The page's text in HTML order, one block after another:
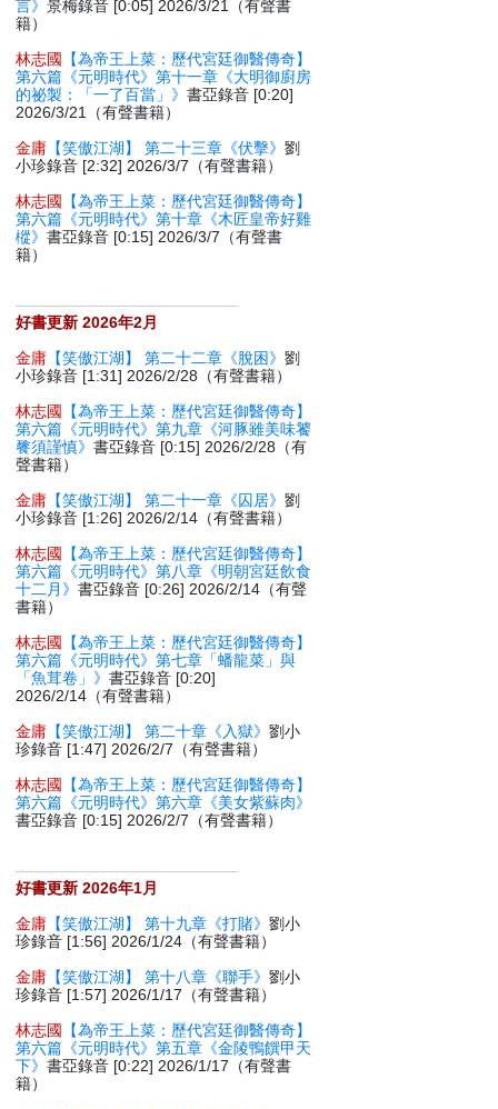
言》景梅錄音 [0:05] 2026/3/21（有聲書
籍）
林志國
【為帝王上菜：歷代宮廷御醫傳奇】
第六篇《元明時代》第十一章《大明御廚房
的祕製：「一了百當」》書亞錄音 [0:20]
2026/3/21（有聲書籍）
金庸 【笑傲江湖】 第二十三章《伏擊》劉
小珍錄音 [2:32] 2026/3/7（有聲書籍）
林志國
【為帝王上菜：歷代宮廷御醫傳奇】
第六篇《元明時代》第十章《木匠皇帝好雞
樅》書亞錄音 [0:15] 2026/3/7（有聲書
籍）
好書更新 2026年2月
金庸 【笑傲江湖】 第二十二章《脫困》劉
小珍錄音 [1:31] 2026/2/28（有聲書籍）
林志國
【為帝王上菜：歷代宮廷御醫傳奇】
第六篇《元明時代》第九章《河豚雖美味饕
餮須謹慎》書亞錄音 [0:15] 2026/2/28（有
聲書籍）
金庸 【笑傲江湖】 第二十一章《囚居》劉
小珍錄音 [1:26] 2026/2/14（有聲書籍）
林志國
【為帝王上菜：歷代宮廷御醫傳奇】
第六篇《元明時代》第八章《明朝宮廷飲食
十二月》書亞錄音 [0:26] 2026/2/14（有聲
書籍）
林志國
【為帝王上菜：歷代宮廷御醫傳奇】
第六篇《元明時代》第七章「蟠龍菜」與
「魚茸卷」》書亞錄音 [0:20]
2026/2/14（有聲書籍）
金庸 【笑傲江湖】 第二十章《入獄》劉小
珍錄音 [1:47] 2026/2/7（有聲書籍）
林志國
【為帝王上菜：歷代宮廷御醫傳奇】
第六篇《元明時代》第六章《美女紫蘇肉》
書亞錄音 [0:15] 2026/2/7（有聲書籍）
好書更新 2026年1月
金庸 【笑傲江湖】 第十九章《打賭》劉小
珍錄音 [1:56] 2026/1/24（有聲書籍）
金庸 【笑傲江湖】 第十八章《聯手》劉小
珍錄音 [1:57] 2026/1/17（有聲書籍）
林志國
【為帝王上菜：歷代宮廷御醫傳奇】
第六篇《元明時代》第五章《金陵鴨饌甲天
下》書亞錄音 [0:22] 2026/1/17（有聲書
籍）